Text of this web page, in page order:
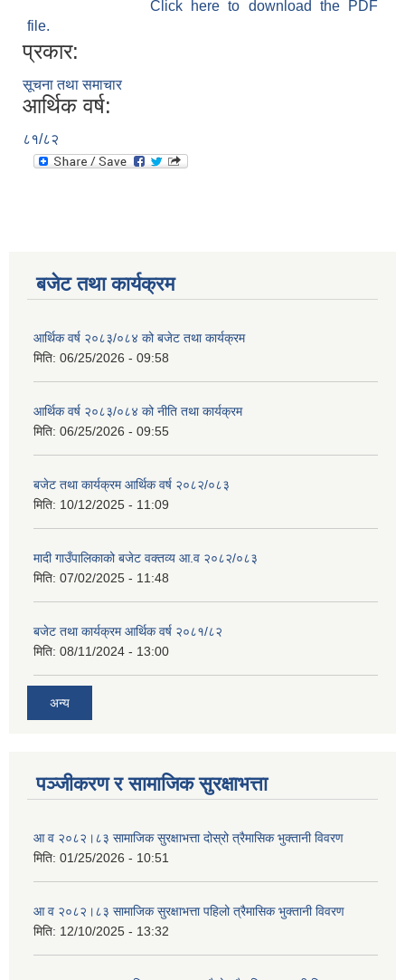
Click here to download the PDF
file.
प्रकार:
सूचना तथा समाचार
आर्थिक वर्ष:
८१/८२
बजेट तथा कार्यक्रम
आर्थिक वर्ष २०८३/०८४ को बजेट तथा कार्यक्रम
मिति: 06/25/2026 - 09:58
आर्थिक वर्ष २०८३/०८४ को नीति तथा कार्यक्रम
मिति: 06/25/2026 - 09:55
बजेट तथा कार्यक्रम आर्थिक वर्ष २०८२/०८३
मिति: 10/12/2025 - 11:09
मादी गाउँपालिकाको बजेट वक्तव्य आ.व २०८२/०८३
मिति: 07/02/2025 - 11:48
बजेट तथा कार्यक्रम आर्थिक वर्ष २०८१/८२
मिति: 08/11/2024 - 13:00
अन्य
पञ्जीकरण र सामाजिक सुरक्षाभत्ता
आ व २०८२।८३ सामाजिक सुरक्षाभत्ता दोस्रो त्रैमासिक भुक्तानी विवरण
मिति: 01/25/2026 - 10:51
आ व २०८२।८३ सामाजिक सुरक्षाभत्ता पहिलो त्रैमासिक भुक्तानी विवरण
मिति: 12/10/2025 - 13:32